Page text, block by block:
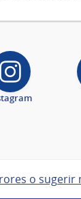
o sugerir